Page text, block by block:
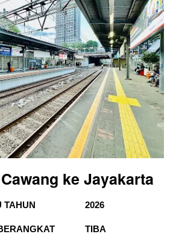
ke Jayakarta
TAHUN 2026
TIBA